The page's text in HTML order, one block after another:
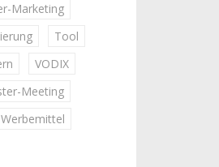
Marketing
Tool
VODIX
Meeting
Werbemittel